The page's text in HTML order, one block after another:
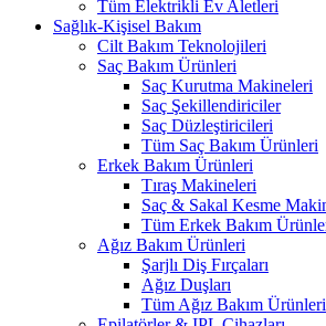
Tüm Elektrikli Ev Aletleri
Sağlık-Kişisel Bakım
Cilt Bakım Teknolojileri
Saç Bakım Ürünleri
Saç Kurutma Makineleri
Saç Şekillendiriciler
Saç Düzleştiricileri
Tüm Saç Bakım Ürünleri
Erkek Bakım Ürünleri
Tıraş Makineleri
Saç & Sakal Kesme
Tüm Erkek Bakım
Ağız Bakım Ürünleri
Şarjlı Diş Fırçaları
Ağız Duşları
Tüm Ağız Bakım Ürünleri